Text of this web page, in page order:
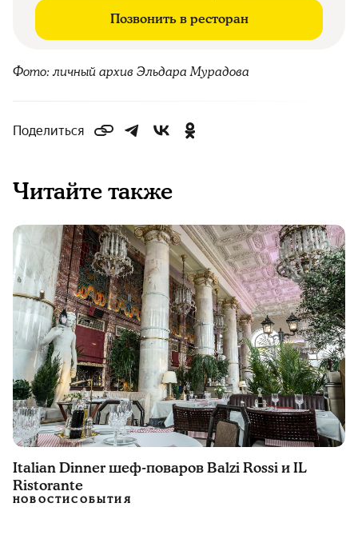
Позвонить в ресторан
Фото: личный архив Эльдара Мурадова
Поделиться
Читайте также
Italian Dinner шеф-поваров Balzi Rossi и IL
Ristorante
НОВОСТИСОБЫТИЯ